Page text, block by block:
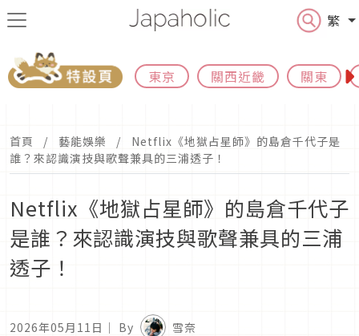
繁
東京 關西近畿 關東
首頁 藝能娛樂
Netflix《地獄占星師》的島倉千代子是
誰？來認識演技與歌聲兼具的三浦透子！
Netflix《地獄占星師》的島倉千代子
是誰？來認識演技與歌聲兼具的三浦
透子！
2026年05月11日 ｜ By 雪奈